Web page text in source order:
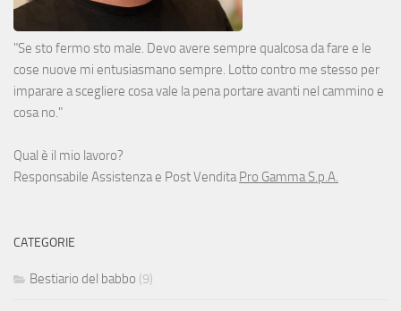
"Se sto fermo sto male. Devo avere sempre qualcosa da fare e le
cose nuove mi entusiasmano sempre. Lotto contro me stesso per
imparare a scegliere cosa vale la pena portare avanti nel cammino e
cosa no."
Qual è il mio lavoro?
Responsabile Assistenza e Post VenditaPro Gamma S.p.A.
CATEGORIE
Bestiario del babbo (9)